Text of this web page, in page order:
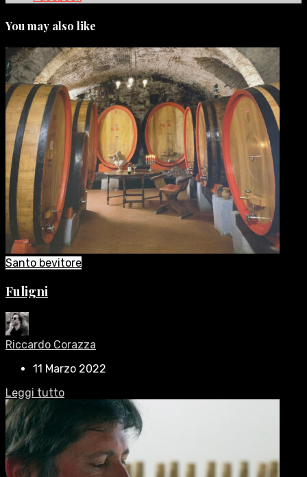
You may also like
Santo bevitore
Fuligni
Riccardo Corazza
11 Marzo 2022
Leggi tutto